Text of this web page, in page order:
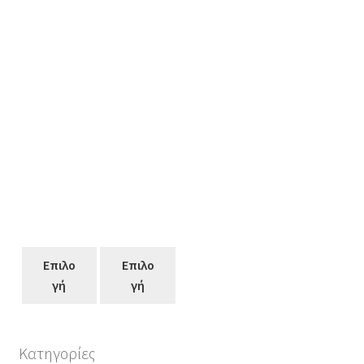
Επιλο
γή
Επιλο
γή
Κατηγορίες